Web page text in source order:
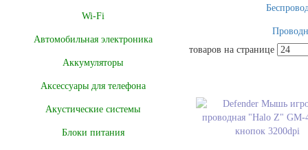
Wi-Fi
Автомобильная электроника
Аккумуляторы
Аксессуары для телефона
Акустические системы
Блоки питания
товаров на странице